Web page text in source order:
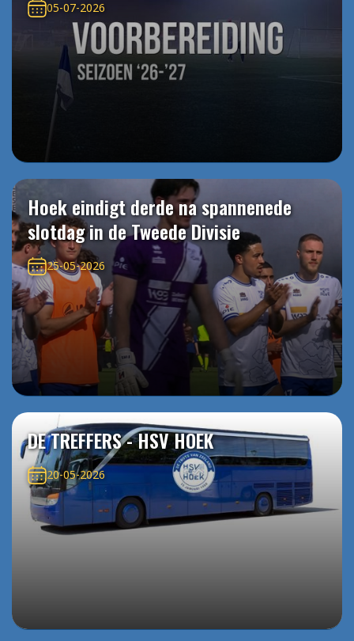
05-07-2026
Hoek eindigt derde na spannenede
slotdag in de Tweede Divisie
25-05-2026
DE TREFFERS - HSV HOEK
20-05-2026